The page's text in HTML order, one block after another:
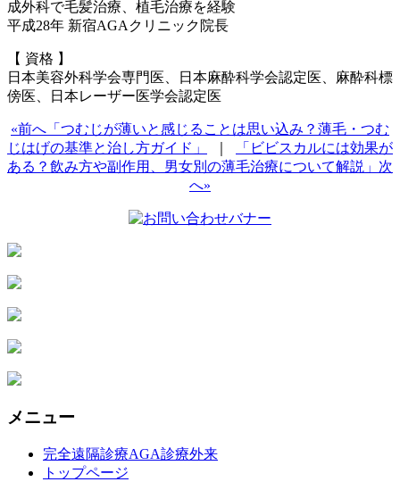
成外科で毛髪治療、植毛治療を経験
平成28年 新宿AGAクリニック院長
【 資格 】
日本美容外科学会専門医、日本麻酔科学会認定医、麻酔科標
傍医、日本レーザー医学会認定医
«前へ「つむじが薄いと感じることは思い込み？薄毛・つむ
じはげの基準と治し方ガイド」
「ビビスカルには効果が
ある？飲み方や副作用、男女別の薄毛治療について解説」次
へ»
メニュー
完全遠隔診療AGA診療外来
トップページ